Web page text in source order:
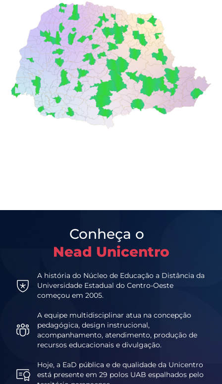
Conheça o
Nead Unicentro
A história do Núcleo de Educação a Distância da
Universidade Estadual do Centro-Oeste
começou em 2005.
A equipe multidisciplinar atua na concepção
pedagógica, design instrucional,
acompanhamento, atendimento, produção de
recursos educacionais e divulgação.
Hoje, a EaD pública e de qualidade da Unicentro
está presente em 29 polos UAB espalhados pelo